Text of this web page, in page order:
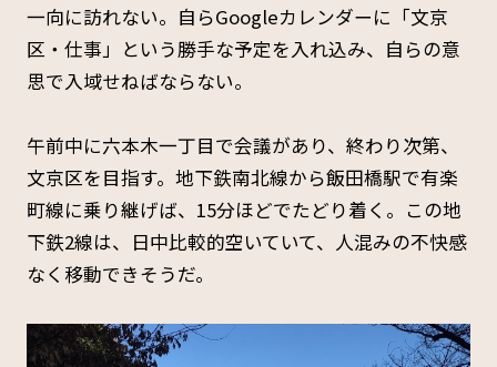
一向に訪れない。自らGoogleカレンダーに「文京
区・仕事」という勝手な予定を入れ込み、自らの意
思で入域せねばならない。
午前中に六本木一丁目で会議があり、終わり次第、
文京区を目指す。地下鉄南北線から飯田橋駅で有楽
町線に乗り継げば、15分ほどでたどり着く。この地
下鉄2線は、日中比較的空いていて、人混みの不快感
なく移動できそうだ。